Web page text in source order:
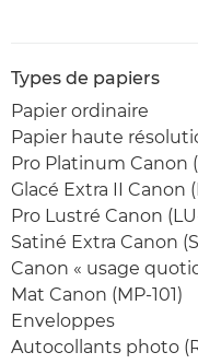
Types de papiers
Papier ordinaire
Papier haute
Pro Platinum Canon
Glacé Extra II Canon
Pro Lustré Canon
Satiné Extra Canon
Canon « usage
Mat Canon (MP-101)
Enveloppes
Autocollants photo